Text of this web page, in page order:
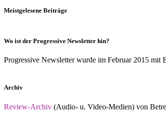
Meistgelesene Beiträge
Wo ist der Progressive Newsletter hin?
Progressive Newsletter wurde im Februar 2015
Archiv
Review-Archiv (Audio- u. Video-Medien) von